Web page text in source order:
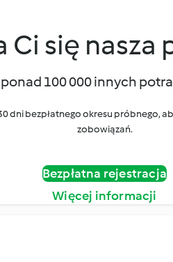
Ci się nasza
100 000 innych
dni bezpłatnego okresu próbnego,
zobowiązań.
Bezpłatna rejestracja
Więcej informacji